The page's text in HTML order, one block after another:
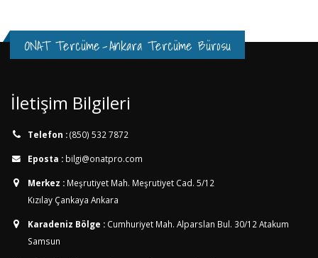
ONAT Tercüme-Ankara Tercüme Bürosu
İletişim Bilgileri
Telefon :(850) 532 7872
Eposta : bilgi@onatpro.com
Merkez : Meşrutiyet Mah. Meşrutiyet Cad. 5/12
Kızılay Çankaya Ankara
Karadeniz Bölge : Cumhuriyet Mah. Alparslan Bul. 30/12 Atakum
Samsun